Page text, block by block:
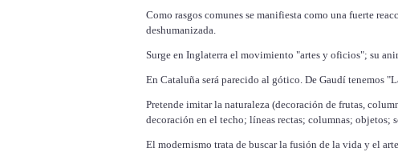
Como rasgos comunes se manifiesta como una fuerte
deshumanizada.
Surge en Inglaterra el movimiento "artes y oficios"; su
En Cataluña será parecido al gótico. De Gaudí tenemos
Pretende imitar la naturaleza (decoración de frutas,
decoración en el techo; líneas rectas; columnas; objetos;
El modernismo trata de buscar la fusión de la vida y el